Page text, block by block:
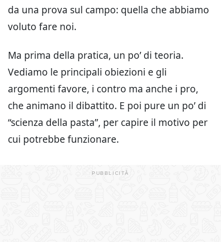
da una prova sul campo: quella che abbiamo
voluto fare noi.
Ma prima della pratica, un po’ di teoria.
Vediamo le principali obiezioni e gli
argomenti favore, i contro ma anche i pro,
che animano il dibattito. E poi pure un po’ di
“scienza della pasta”, per capire il motivo per
cui potrebbe funzionare.